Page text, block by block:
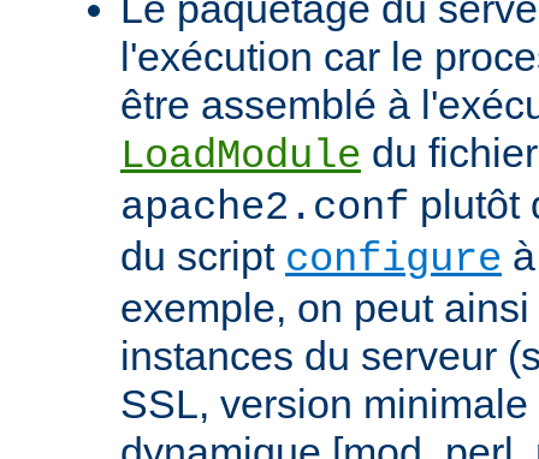
l'exécution car le
être assemblé à
LoadModule du
apache2.conf plutôt
du script configure
exemple, on peut
instances du serveur
SSL, version